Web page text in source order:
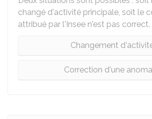
changé d'activité principale, soit le
attribué par l'Insee n'est pas correct.
Changement
Correction d'une